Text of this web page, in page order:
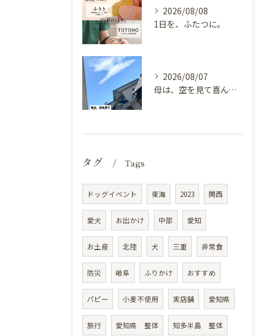
2026/08/08
1日を、ふたつに。
2026/08/07
母は、空を見て喜んでいる。
タグ Tags
ドッグイベント 東海 2023 関西
愛犬 お出かけ 中部 愛知
お土産 北陸 犬 三重 非常食
防災 岐阜 ふりかけ おすすめ
パピー 小麦不使用 実店舗 愛知県
旅行 愛知県 整体 知多半島 整体